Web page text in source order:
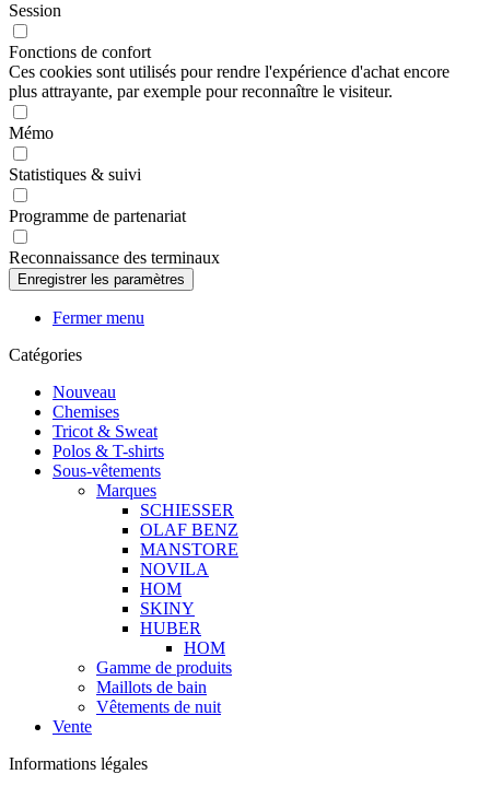
Session
Fonctions de confort
Ces cookies sont utilisés pour rendre l'expérience d'achat encore
plus attrayante, par exemple pour reconnaître le visiteur.
Mémo
Statistiques & suivi
Programme de partenariat
Reconnaissance des terminaux
Fermer menu
Catégories
Nouveau
Chemises
Tricot & Sweat
Polos & T-shirts
Sous-vêtements
Marques
SCHIESSER
OLAF BENZ
MANSTORE
NOVILA
HOM
SKINY
HUBER
HOM
Gamme de produits
Maillots de bain
Vêtements de nuit
Vente
Informations légales